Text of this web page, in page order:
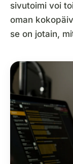
sivutoimi voi
oman
se on jotain,